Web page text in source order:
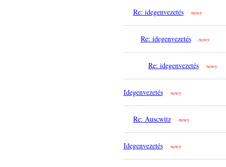
Re: idegenvezetés nowy
Re: idegenvezetés nowy
Re: idegenvezetés nowy
Idegenvezetés nowy
Re: Auscwitz nowy
Idegenvezetés nowy